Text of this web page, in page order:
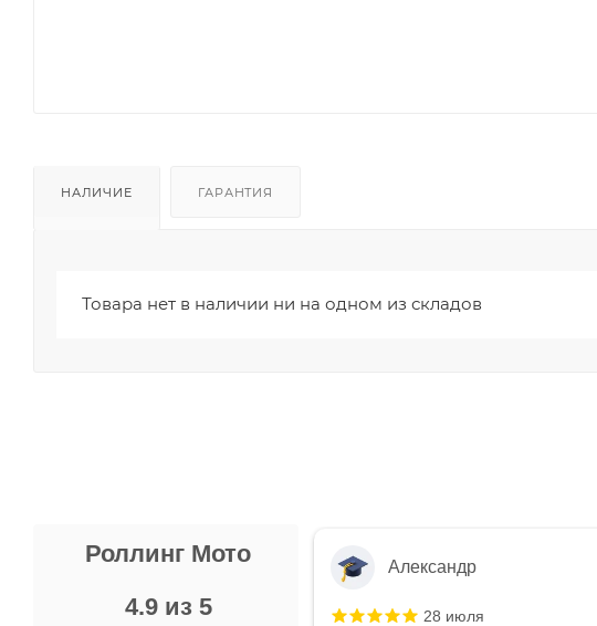
НАЛИЧИЕ ГАРАНТИЯ
Товара нет в наличии ни на одном из складов
Роллинг Мото
4.9 из 5
Александр
28 июля